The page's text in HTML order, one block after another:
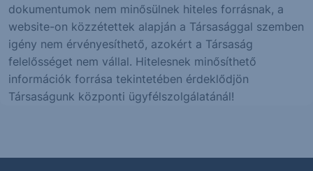
dokumentumok nem minősülnek hiteles forrásnak, a
website-on közzétettek alapján a Társasággal szemben
igény nem érvényesíthető, azokért a Társaság
felelősséget nem vállal. Hitelesnek minősíthető
információk forrása tekintetében érdeklődjön
Társaságunk központi ügyfélszolgálatánál!